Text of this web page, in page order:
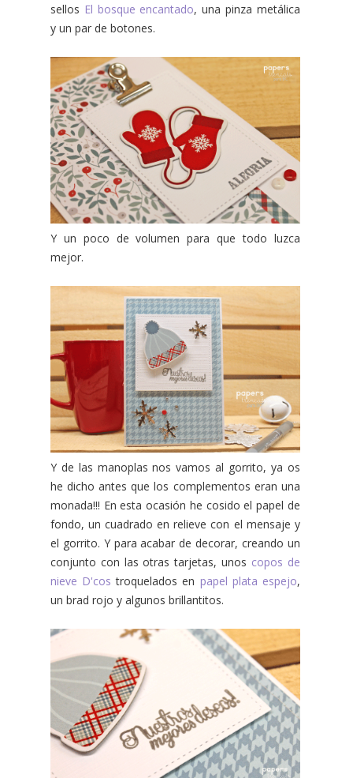
sellos El bosque encantado, una pinza metálica
y un par de botones.
Y un poco de volumen para que todo luzca
mejor.
Y de las manoplas nos vamos al gorrito, ya os
he dicho antes que los complementos eran una
monada!!! En esta ocasión he cosido el papel de
fondo, un cuadrado en relieve con el mensaje y
el gorrito. Y para acabar de decorar, creando un
conjunto con las otras tarjetas, unos copos de
nieve D'cos troquelados en papel plata espejo,
un brad rojo y algunos brillantitos.